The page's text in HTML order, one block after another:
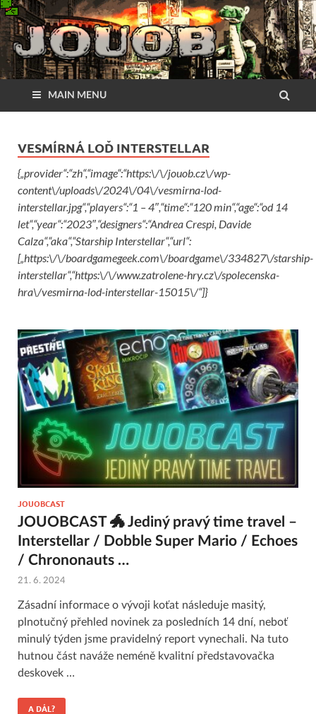
MAIN MENU
VESMÍRNÁ LOĎ INTERSTELLAR
{„provider“:“zh“,“image“:“https:\/\/jouob.cz\/wp-
content\/uploads\/2024\/04\/vesmirna-lod-
interstellar.jpg“,“players“:“1 – 4″,“time“:“120 min“,“age“:“od 14
let“,“year“:“2023″,“designers“:“Andrea Crespi, Davide
Calza“,“aka“,“Starship Interstellar“,“url“:
[„https:\/\/boardgamegeek.com\/boardgame\/334827\/starship-
interstellar“,“https:\/\/www.zatrolene-hry.cz\/spolecenska-
hra\/vesmirna-lod-interstellar-15015\/“]}
JOUOBCAST
JOUOBCAST 🐲 Jediný pravý time travel –
Interstellar / Dobble Super Mario / Echoes
/ Chrononauts …
21. 6. 2024
Zásadní informace o vývoji koťat následuje masitý,
plnotučný přehled novinek za posledních 14 dní, neboť
minulý týden jsme pravidelný report vynechali. Na tuto
hutnou část naváže neméně kvalitní představovačka
deskovek …
A DÁL?